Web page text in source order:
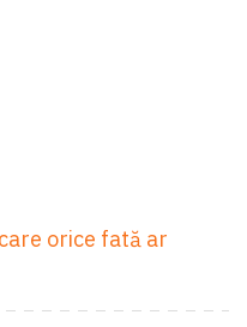
orice fată ar